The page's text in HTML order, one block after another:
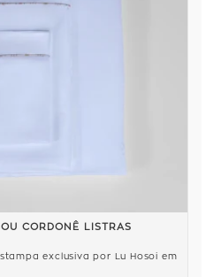
CORDONÊ LISTRAS
exclusiva por Lu Hosoi em